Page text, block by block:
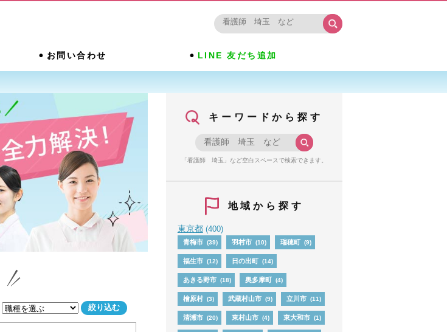
お問い合わせ LINE 友だち追加
キーワードから探す
「看護師 埼玉」など空白スペースで検索できます。
地域から探す
東京都(400)
青梅市 (39) 羽村市 (10) 瑞穂町 (9)
福生市 (12) 日の出町 (14)
あきる野市 (18) 奥多摩町 (4)
檜原村 (3) 武蔵村山市 (9) 立川市 (11)
清瀬市 (20) 東村山市 (4) 東大和市 (1)